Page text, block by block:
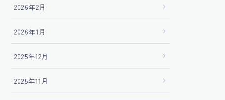
2026年2月
2026年1月
2025年12月
2025年11月